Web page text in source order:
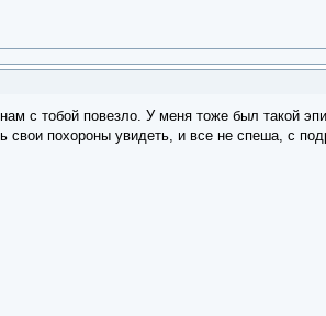
с тобой повезло. У меня тоже был такой
похороны увидеть, и все не спеша, с